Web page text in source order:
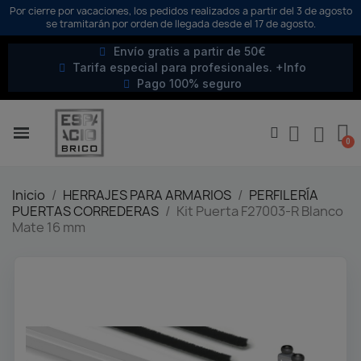
Por cierre por vacaciones, los pedidos realizados a partir del 3 de agosto
se tramitarán por orden de llegada desde el 17 de agosto.
Envío gratis a partir de 50€
Tarifa especial para profesionales. +Info
Pago 100% seguro
Inicio HERRAJES PARA ARMARIOS
PERFILERÍA
PUERTAS CORREDERAS
Kit Puerta F27003-R Blanco
Mate 16 mm